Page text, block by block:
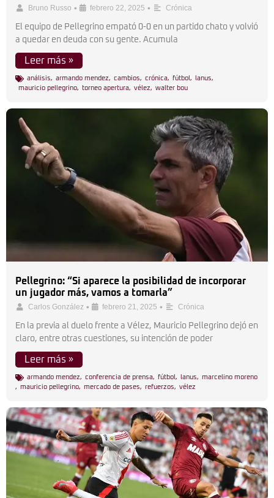
Bruno Russo • febrero 22, 2025 • Crónica
El equipo de Pellegrino empató 0-0 en un partido chato y volvió
a quedar en deuda con su gente. Acumula
Leer más »
análisis, armando mendez, cambios, crónica, fútbol , lanus,
mauricio pellegrino, torneo apertura, vélez, walter bou
Pellegrino: “Si aparece la posibilidad de incorporar
un jugador más, vamos a tomarla”
Carlos González • febrero 21, 2025 • Crónica
En la previa al duelo frente a Vélez, Mauricio Pellegrino dejó en
claro, entre otras cuestiones, su intención de poder
Leer más »
armando mendez, conferencia de prensa, fútbol , lanus, marcelino moreno
, mauricio pellegrino, mercado de pases, refuerzos, vélez